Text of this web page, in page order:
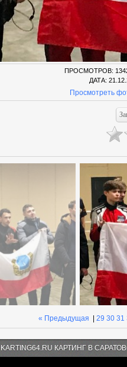
ПРОСМОТРОВ:
ДАТА:
Просмотреть
« Предыдущая 29 30 31
KARTING64.RU КАРТИНГ В